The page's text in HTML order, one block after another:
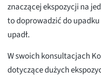
znaczącej ekspozycji na
to doprowadzić do
upadł.
W swoich konsultacjach
dotyczące dużych